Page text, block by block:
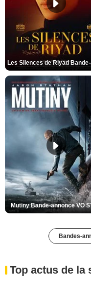
Mutiny Bande-annonce VO
Bandes-
Top actus de la